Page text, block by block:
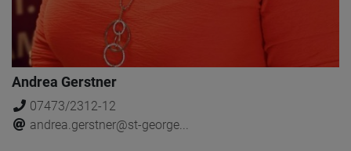
Andrea Gerstner
07473/2312-12
andrea.gerstner@st-george...